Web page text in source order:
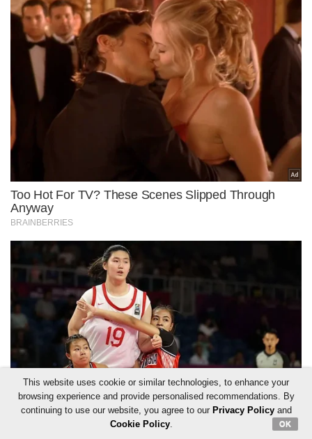
This website uses cookie or similar technologies, to enhance your
browsing experience and provide personalised recommendations. By
continuing to use our website, you agree to our Privacy Policyand
Cookie Policy. OK